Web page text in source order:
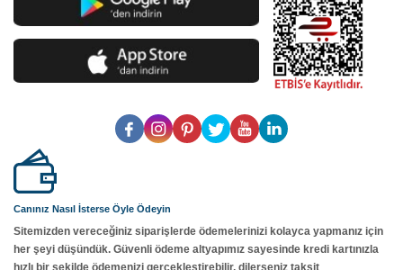
Canınız Nasıl İsterse Öyle Ödeyin
Sitemizden vereceğiniz siparişlerde ödemelerinizi kolayca yapmanız için
her şeyi düşündük. Güvenli ödeme altyapımız sayesinde kredi kartınızla
hızlı bir şekilde ödemenizi gerçekleştirebilir, dilerseniz taksit